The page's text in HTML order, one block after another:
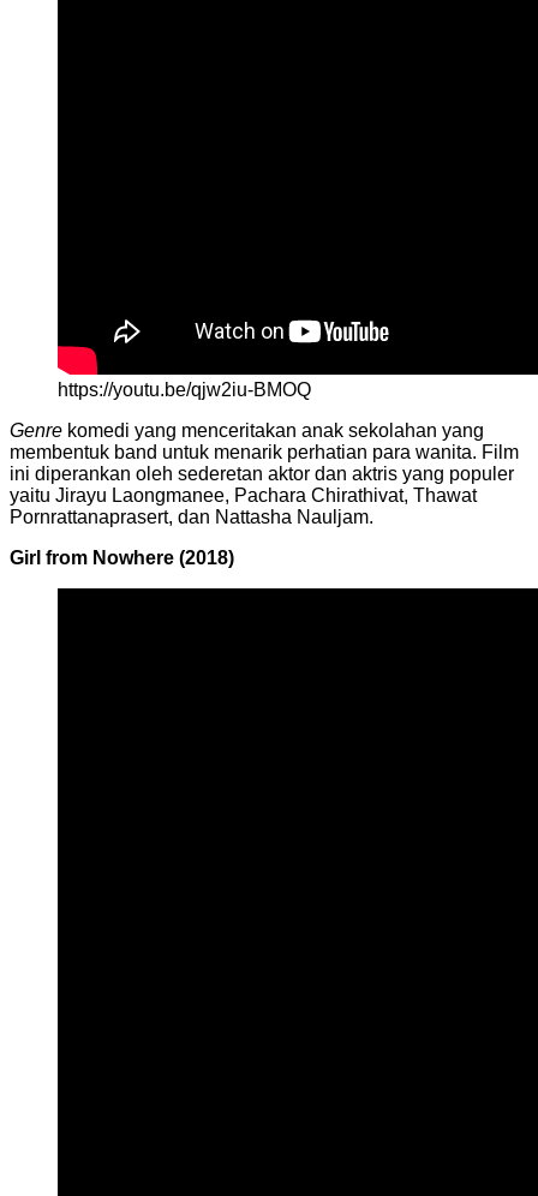
https://youtu.be/qjw2iu-BMOQ
Genre komedi yang menceritakan anak sekolahan yang
membentuk band untuk menarik perhatian para wanita. Film
ini diperankan oleh sederetan aktor dan aktris yang populer
yaitu Jirayu Laongmanee, Pachara Chirathivat, Thawat
Pornrattanaprasert, dan Nattasha Nauljam.
Girl from Nowhere (2018)